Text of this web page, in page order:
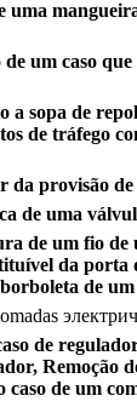
uma
um caso
a sopa de
de tráfego
da provisão
de uma
de um fio
da porta
de
de
Remoção
caso de um